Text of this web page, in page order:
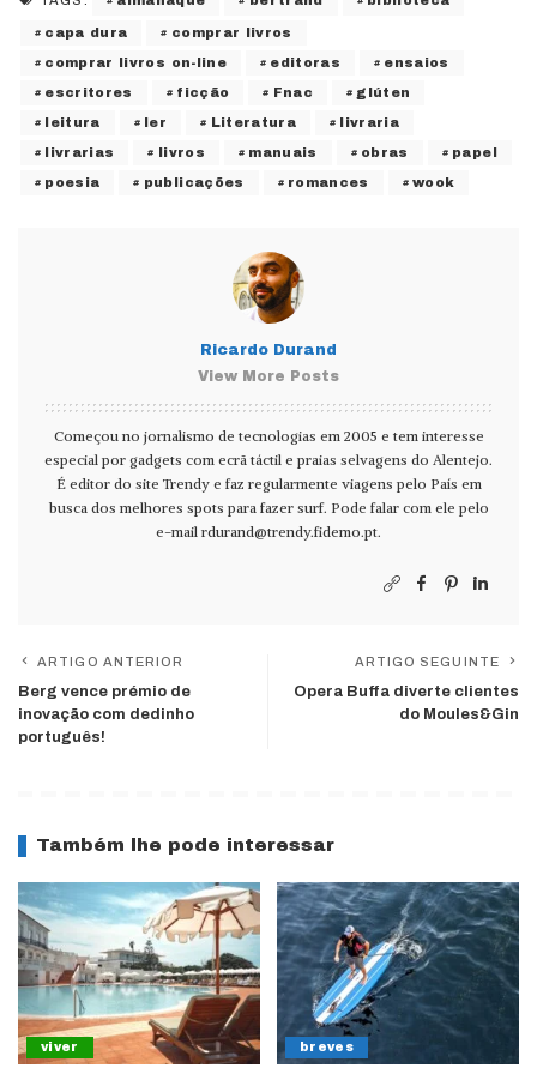
capa dura comprar livros
comprar livros on-line editoras ensaios
escritores ficção Fnac glúten
leitura ler Literatura livraria
livrarias livros manuais obras papel
poesia publicações romances wook
Ricardo Durand
View More Posts
Começou no jornalismo de tecnologias em 2005 e tem interesse
especial por gadgets com ecrã táctil e praias selvagens do Alentejo.
É editor do site Trendy e faz regularmente viagens pelo País em
busca dos melhores spots para fazer surf. Pode falar com ele pelo
e-mail rdurand@trendy.fidemo.pt.
ARTIGO ANTERIOR
Berg vence prémio de
inovação com dedinho
português!
ARTIGO SEGUINTE
Opera Buffa diverte clientes
do Moules&Gin
Também lhe pode interessar
viver breves